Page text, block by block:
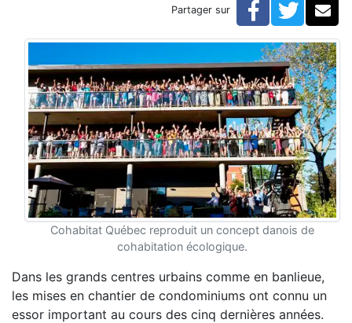
Condos verts : comment s’y retrouver? (réservé)
Partager sur Facebook
Cohabitat Québec reproduit un concept danois de
cohabitation écologique.
Dans les grands centres urbains comme en banlieue,
les mises en chantier de condominiums ont connu un
essor important au cours des cinq dernières années.